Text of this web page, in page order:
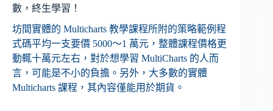
數，終生學習！
坊間實體的 Multicharts 教學課程所附的策略範例程
式碼平均一支要價 5000～1 萬元，整體課程價格更
動輒十萬元左右，對於想學習 MultiCharts 的人而
言，可能是不小的負擔。另外，大多數的實體
Multicharts 課程，其內容僅能用於期貨。